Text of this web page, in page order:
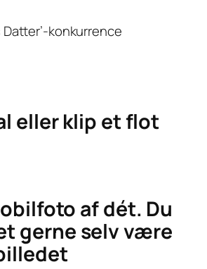
Datter’-konkurrence
eller klip et flot
af dét. Du
gerne selv være